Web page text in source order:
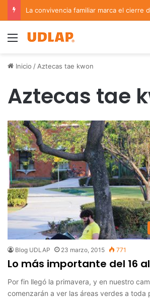
Menu
Inicio / Aztecas tae kwon
Aztecas tae
Blog UDLAP 23 marzo, 2015 771
Lo más importante del 16
Por fin llegó la primavera, y en nuestro
comenzarán a ver las áreas verdes a toda